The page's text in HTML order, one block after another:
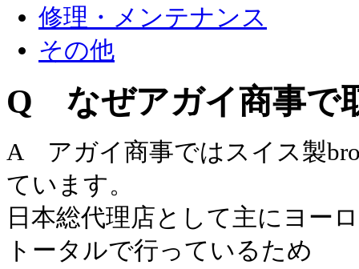
修理・メンテナンス
その他
Q なぜアガイ商事で
A アガイ商事ではスイス製
ています。
日本総代理店として主にヨー
トータルで行っているため